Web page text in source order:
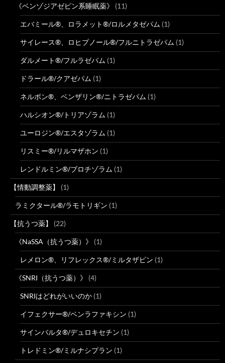
《ベンゾジアゼピン系睡眠薬》 (11)
エバミール®、ロラメット®/ロルメタゼパム (1)
サイレース®、ロヒプノール®/フルニトラゼパム (1)
ダルメート®/フルラゼパム (1)
ドラール®/クアゼパム (1)
ネルボン®、ベンザリン®/ニトラゼパム (1)
ハルシオン®/トリアゾラム (1)
ユーロジン®/エスタゾラム (1)
リスミー®/リルマザホン (1)
レンドルミン®/ブロチゾラム (1)
【情動調整薬】 (1)
ラミクタール®/ラモトリギン (1)
【抗うつ薬】 (22)
《NaSSA（抗うつ薬）》 (1)
レメロン®、リフレックス®/ミルタザピン (1)
《SNRI（抗うつ薬）》 (4)
SNRIはどれがいいのか (1)
イフェクサー®/ベンラファキシン (1)
サインバルタ®/デュロキセチン (1)
トレドミン®/ミルナシプラン (1)